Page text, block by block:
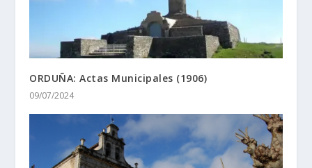
ORDUÑA: Actas Municipales (1906)
09/07/2024